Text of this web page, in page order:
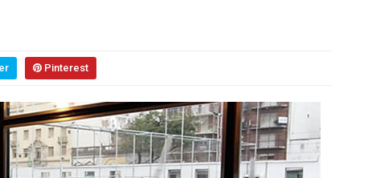
Pinterest